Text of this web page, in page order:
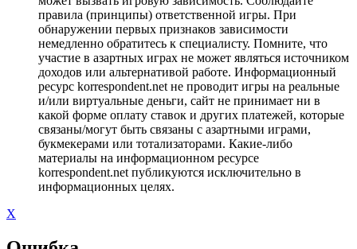
правила (принципы) ответственной игры. При
обнаружении первых признаков зависимости
немедленно обратитесь к специалисту. Помните, что
участие в азартных играх не может являться источником
доходов или альтернативой работе. Информационный
ресурс korrespondent.net не проводит игры на реальные
и/или виртуальные деньги, сайт не принимает ни в
какой форме оплату ставок и других платежей, которые
связаны/могут быть связаны с азартными играми,
букмекерами или тотализаторами. Какие-либо
материалы на информационном ресурсе
korrespondent.net публикуются исключительно в
информационных целях.
X